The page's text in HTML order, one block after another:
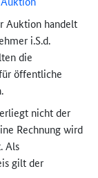
Auktion handelt
i.S.d.
die
öffentliche
nicht der
Rechnung wird
Als
gilt der